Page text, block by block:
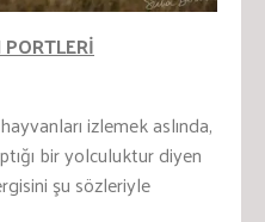
izlemek aslında,
bir yolculuktur diyen
şu sözleriyle